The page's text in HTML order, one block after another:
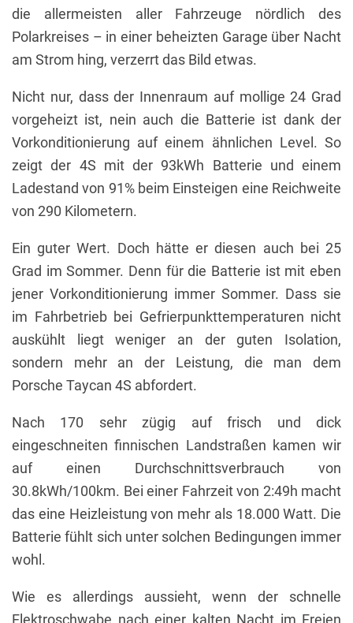
die allermeisten aller Fahrzeuge nördlich des
Polarkreises – in einer beheizten Garage über Nacht
am Strom hing, verzerrt das Bild etwas.
Nicht nur, dass der Innenraum auf mollige 24 Grad
vorgeheizt ist, nein auch die Batterie ist dank der
Vorkonditionierung auf einem ähnlichen Level. So
zeigt der 4S mit der 93kWh Batterie und einem
Ladestand von 91% beim Einsteigen eine Reichweite
von 290 Kilometern.
Ein guter Wert. Doch hätte er diesen auch bei 25
Grad im Sommer. Denn für die Batterie ist mit eben
jener Vorkonditionierung immer Sommer. Dass sie
im Fahrbetrieb bei Gefrierpunkttemperaturen nicht
auskühlt liegt weniger an der guten Isolation,
sondern mehr an der Leistung, die man dem
Porsche Taycan 4S abfordert.
Nach 170 sehr zügig auf frisch und dick
eingeschneiten finnischen Landstraßen kamen wir
auf einen Durchschnittsverbrauch von
30.8kWh/100km. Bei einer Fahrzeit von 2:49h macht
das eine Heizleistung von mehr als 18.000 Watt. Die
Batterie fühlt sich unter solchen Bedingungen immer
wohl.
Wie es allerdings aussieht, wenn der schnelle
Elektroschwabe nach einer kalten Nacht im Freien